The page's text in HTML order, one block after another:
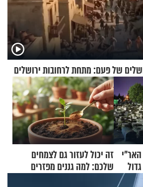
של פעם: מתחת לרחובות ירושלים
האר"י
גדול
זה יכול לעזור גם לצמחים
שלכם: למה גננים מפזרים